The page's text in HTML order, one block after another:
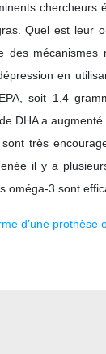
chercheurs
Quel est leur
des
en
soit 1,4
de DHA a
très
il y a
oméga-3 sont
d’une prothèse